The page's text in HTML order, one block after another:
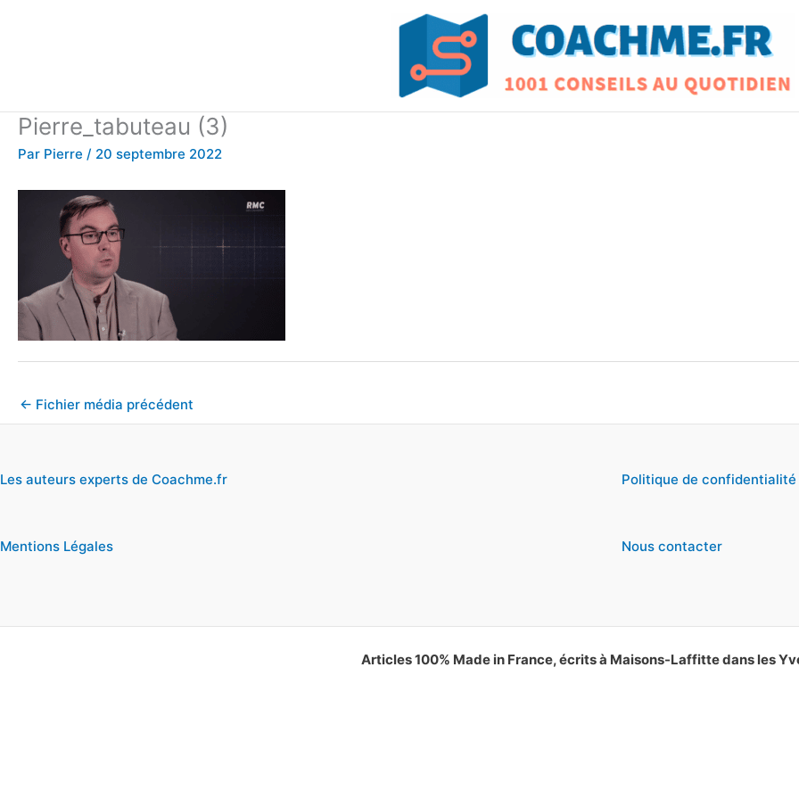
Pierre_tabuteau (3)
Par Pierre / 20 septembre 2022
← Fichier média précédent
Les auteurs experts de Coachme.fr
Mentions Légales
Politique de confidentialité
Nous contacter
Articles 100% Made in France, écrits à Maisons-Laffitte dans les